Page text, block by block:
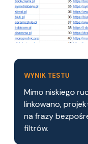
WYNIK TESTU
Mimo niskiego
linkowano,
na frazy
filtrów.